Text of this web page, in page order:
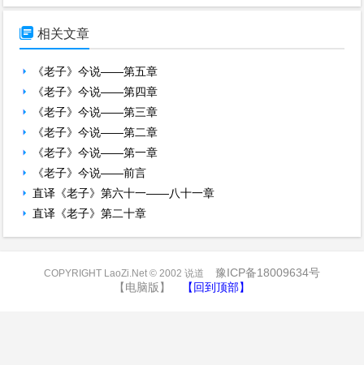
 相关文章
《老子》今说——第五章
《老子》今说——第四章
《老子》今说——第三章
《老子》今说——第二章
《老子》今说——第一章
《老子》今说——前言
直译《老子》第六十一——八十一章
直译《老子》第二十章
COPYRIGHT LaoZi.Net © 2002 说道
豫ICP备18009634号
【电脑版】
【回到顶部】